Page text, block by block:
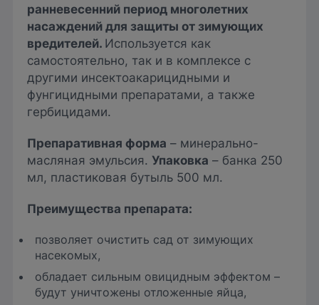
ранневесенний период многолетних
насаждений для защиты от зимующих
вредителей. Используется как
самостоятельно, так и в комплексе с
другими инсектоакарицидными и
фунгицидными препаратами, а также
гербицидами.
Препаративная форма – минерально-
масляная эмульсия. Упаковка – банка 250
мл, пластиковая бутыль 500 мл.
Преимущества препарата:
позволяет очистить сад от зимующих
насекомых,
обладает сильным овицидным эффектом –
будут уничтожены отложенные яйца,